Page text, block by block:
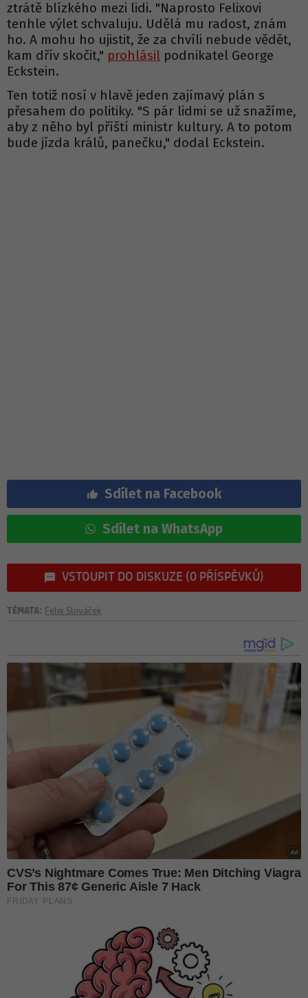
ztrátě blízkého mezi lidi. "Naprosto Felixovi
tenhle výlet schvaluju. Udělá mu radost, znám
ho. A mohu ho ujistit, že za chvíli nebude vědět,
kam dřív skočit," prohlásil podnikatel George
Eckstein.
Ten totiž nosí v hlavě jeden zajímavý plán s
přesahem do politiky. "S pár lidmi se už snažíme,
aby z něho byl příští ministr kultury. A to potom
bude jízda králů, panečku," dodal Eckstein.
Sdílet na Facebook
Sdílet na WhatsApp
VSTOUPIT DO DISKUZE (0 PŘÍSPĚVKŮ)
TÉMATA: Felix Slováček